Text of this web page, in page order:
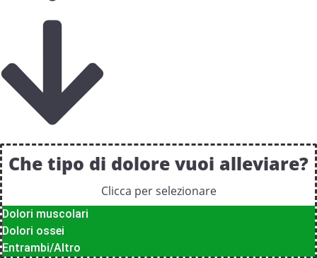
Che tipo di dolore vuoi alleviare?
Clicca per selezionare
Dolori muscolari
Dolori ossei
Entrambi/Altro